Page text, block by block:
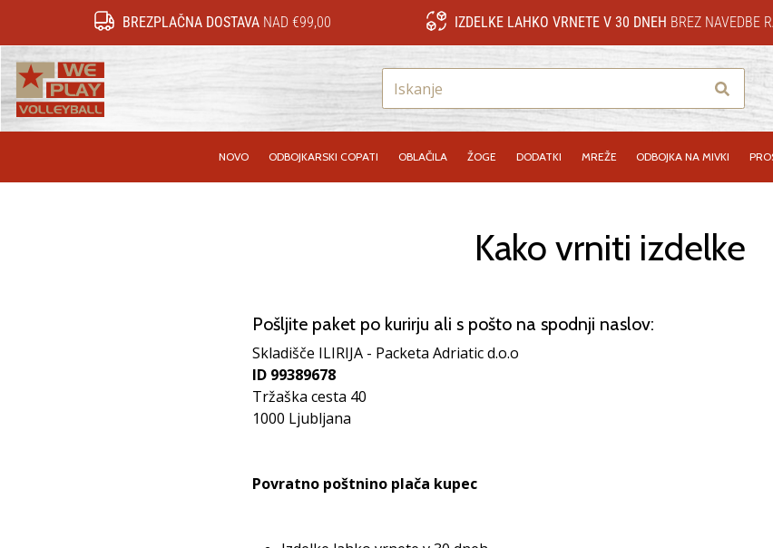
BREZPLAČNA DOSTAVA NAD €99,00 IZDELKE LAHKO VRNETE V 30 DNEH BREZ NAVEDBE
Iskanje
NOVO ODBOJKARSKI COPATI OBLAČILA ŽOGE DODATKI MREŽE ODBOJKA NA MIVKI
Kako vrniti izdelke
Pošljite paket po kurirju ali s pošto na spodnji naslov:
Skladišče ILIRIJA - Packeta Adriatic d.o.o
ID 99389678
Tržaška cesta 40
1000 Ljubljana
Povratno poštnino plača kupec